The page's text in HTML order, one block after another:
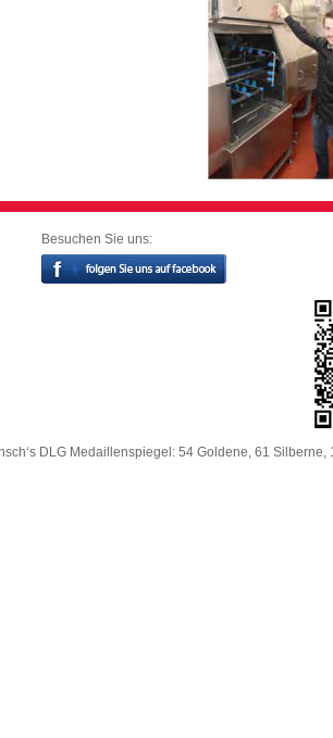
Besuchen Sie uns:
DLG Medaillenspiegel: 54 Goldene, 61